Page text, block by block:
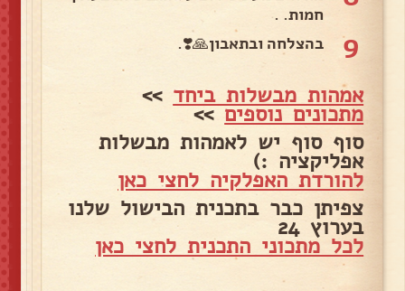
חמות. .
9 בהצלחה ובתאבון🙏❣️.
אמהות מבשלות ביחד >>
מתכונים נוספים>>
סוף סוף יש לאמהות מבשלות
אפליקציה :)
להורדת האפלקיה לחצי כאן
צפיתן כבר בתכנית הבישול שלנו
בערוץ 24
לכל מתכוני התכנית לחצי כאן